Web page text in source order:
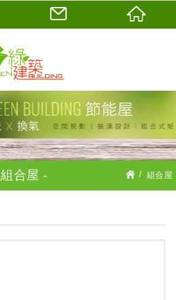
組合屋 組合屋